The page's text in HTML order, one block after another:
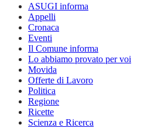
ASUGI informa
Appelli
Cronaca
Eventi
Il Comune informa
Lo abbiamo provato per voi
Movida
Offerte di Lavoro
Politica
Regione
Ricette
Scienza e Ricerca